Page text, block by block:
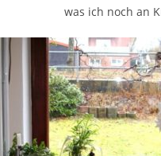
was ich noch an